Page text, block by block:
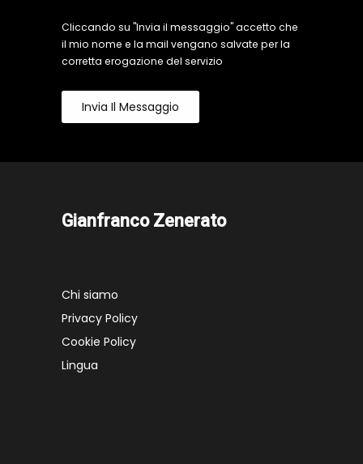
Cliccando su "Invia il messaggio" accetto che
il mio nome e la mail vengano salvate per la
corretta erogazione del servizio
Invia Il Messaggio
Gianfranco Zenerato
Chi siamo
Privacy Policy
Cookie Policy
Lingua